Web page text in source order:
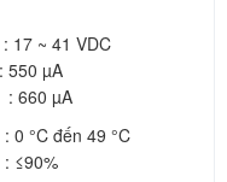
41 VDC
µA
µA
đến 49 °C